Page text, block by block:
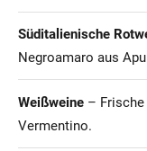
Süditalienische
Negroamaro aus
Weißweine –
Vermentino.